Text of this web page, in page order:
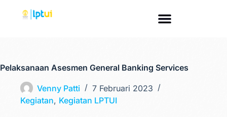
Pelaksanaan Asesmen General Banking Services
Venny Patti
7 Februari 2023
Kegiatan, Kegiatan LPTUI